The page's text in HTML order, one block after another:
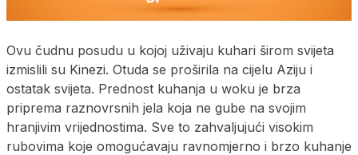
Ovu čudnu posudu u kojoj uživaju kuhari širom svijeta
izmislili su Kinezi. Otuda se proširila na cijelu Aziju i
ostatak svijeta. Prednost kuhanja u woku je brza
priprema raznovrsnih jela koja ne gube na svojim
hranjivim vrijednostima. Sve to zahvaljujući visokim
rubovima koje omogućavaju ravnomjerno i brzo kuhanje